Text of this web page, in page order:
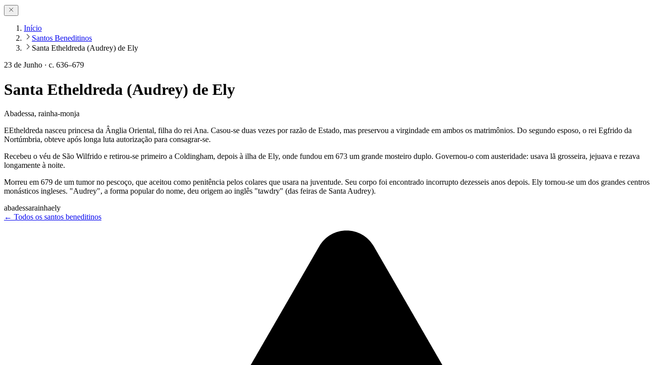
Início
Santos Beneditinos
Santa Etheldreda (Audrey) de Ely
23 de Junho · c. 636–679
Santa Etheldreda (Audrey) de Ely
Abadessa, rainha-monja
EEtheldreda nasceu princesa da Ânglia Oriental, filha do rei Ana. Casou-se duas vezes por razão de Estado, mas preservou a virgindade em ambos os matrimônios. Do segundo esposo, o rei Egfrido da
Nortúmbria, obteve após longa luta autorização para consagrar-se.
Recebeu o véu de São Wilfrido e retirou-se primeiro a Coldingham, depois à ilha de Ely, onde fundou em 673 um grande mosteiro duplo. Governou-o com austeridade: usava lã grosseira, jejuava e rezava
longamente à noite.
Morreu em 679 de um tumor no pescoço, que aceitou como penitência pelos colares que usara na juventude. Seu corpo foi encontrado incorrupto dezesseis anos depois. Ely tornou-se um dos grandes centros
monásticos ingleses. "Audrey", a forma popular do nome, deu origem ao inglês "tawdry" (das feiras de Santa Audrey).
abadessarainhaely
← Todos os santos beneditinos